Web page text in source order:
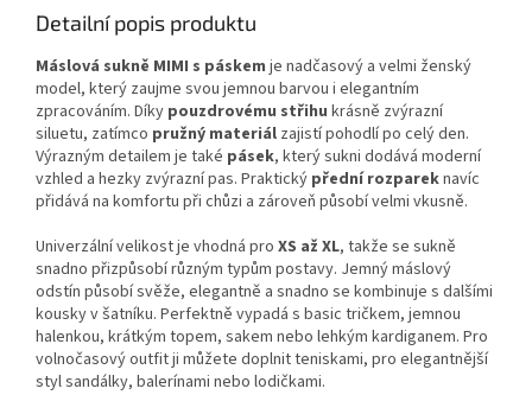
Detailní popis produktu
Máslová sukně MIMI s páskem je nadčasový a velmi ženský
model, který zaujme svou jemnou barvou i elegantním
zpracováním. Díky pouzdrovému střihu krásně zvýrazní
siluetu, zatímco pružný materiál zajistí pohodlí po celý den.
Výrazným detailem je také pásek, který sukni dodává moderní
vzhled a hezky zvýrazní pas. Praktický přední rozpareknavíc
přidává na komfortu při chůzi a zároveň působí velmi vkusně.
Univerzální velikost je vhodná pro XS až XL, takže se sukně
snadno přizpůsobí různým typům postavy. Jemný máslový
odstín působí svěže, elegantně a snadno se kombinuje s dalšími
kousky v šatníku. Perfektně vypadá s basic tričkem, jemnou
halenkou, krátkým topem, sakem nebo lehkým kardiganem. Pro
volnočasový outfit ji můžete doplnit teniskami, pro elegantnější
styl sandálky, balerínami nebo lodičkami.